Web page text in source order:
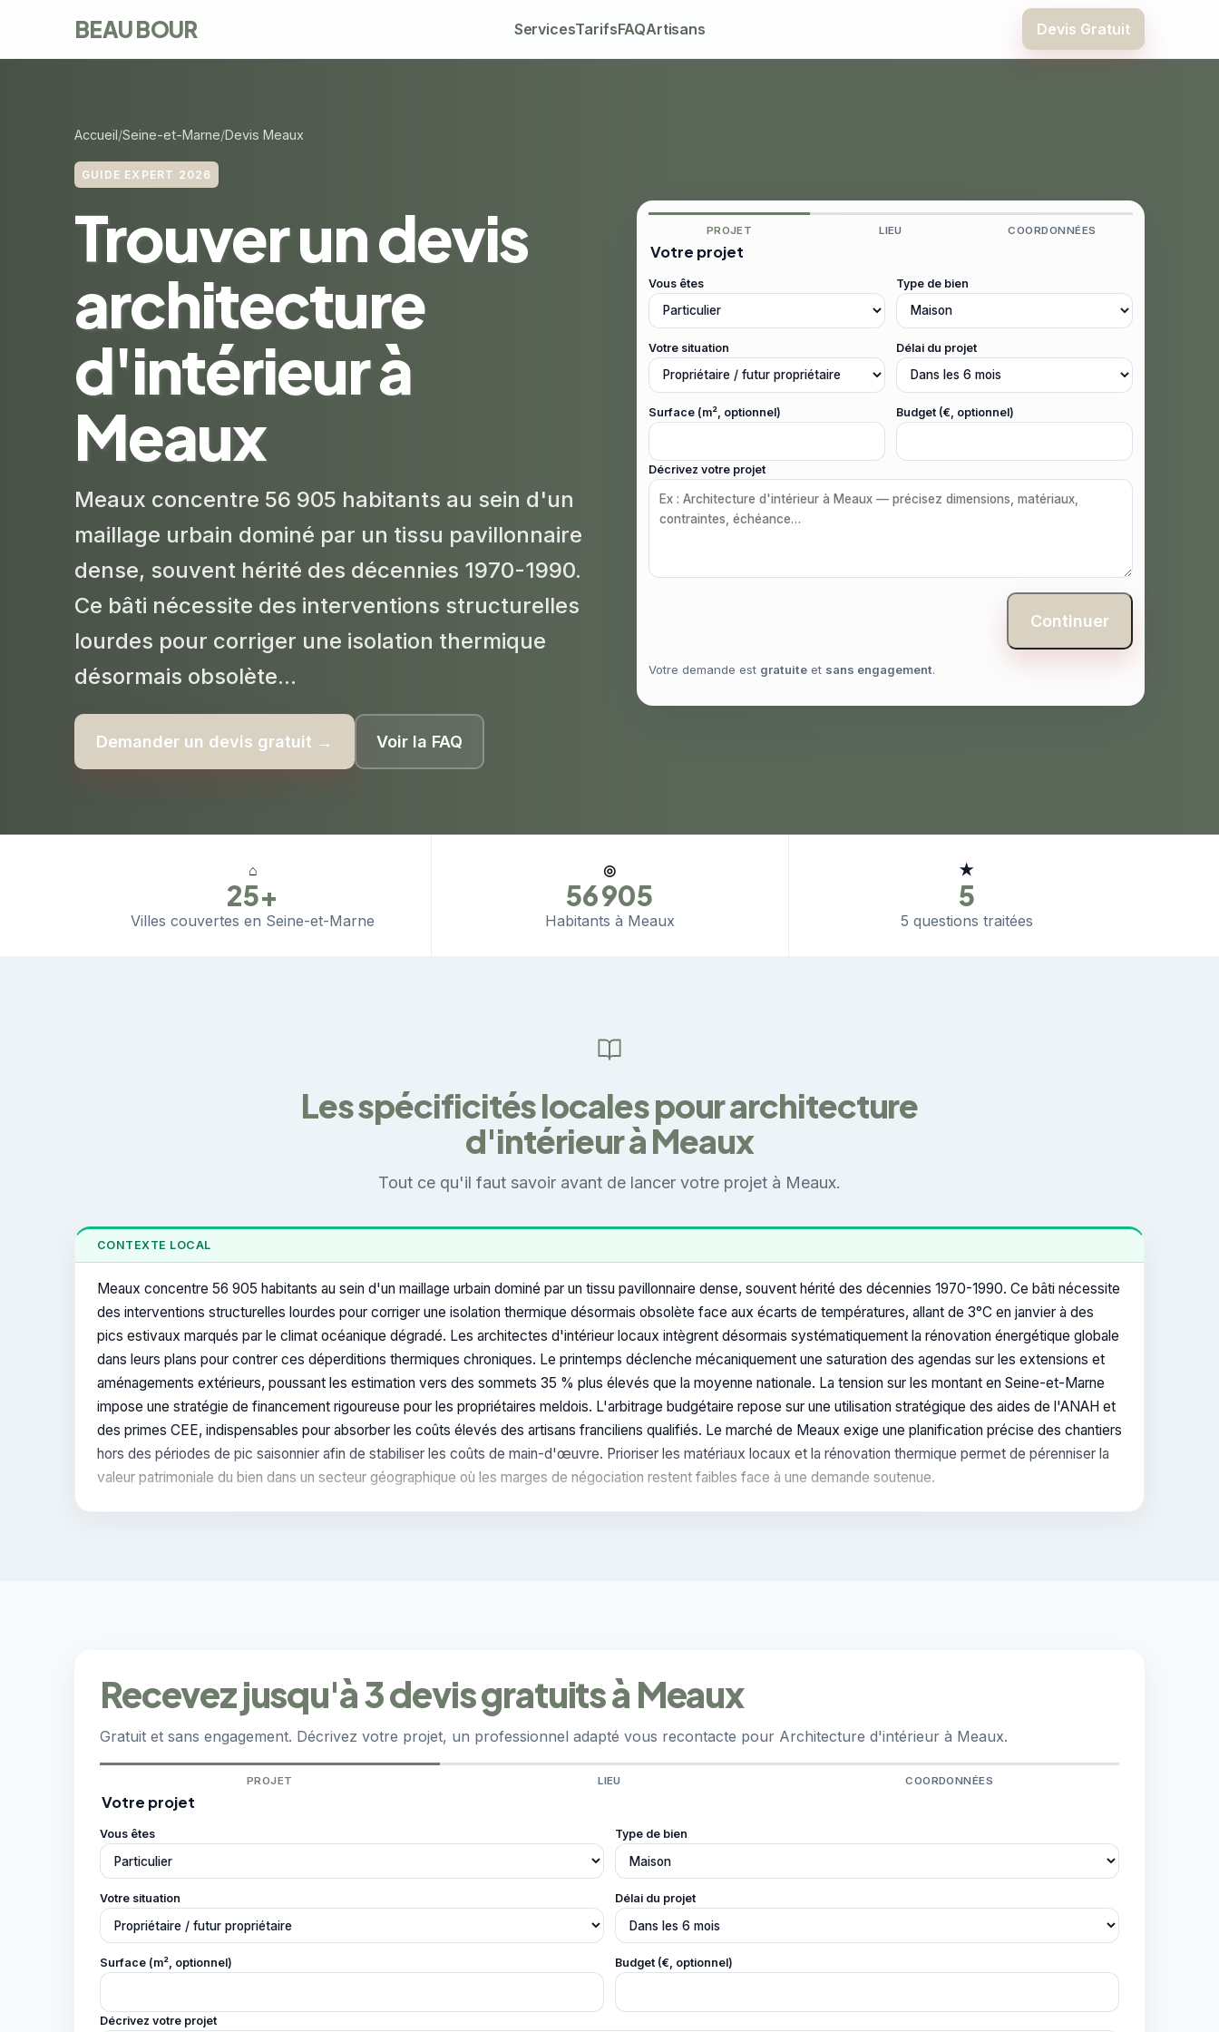
BEAU BOUR ServicesTarifsFAQArtisans Devis Gratuit
Accueil Seine-et-Marne Devis Meaux
GUIDE EXPERT 2026
Trouver un devis
architecture
d'intérieur à
Meaux
Meaux concentre 56 905 habitants au sein d'un
maillage urbain dominé par un tissu pavillonnaire
dense, souvent hérité des décennies 1970-1990.
Ce bâti nécessite des interventions structurelles
lourdes pour corriger une isolation thermique
désormais obsolète...
Demander un devis gratuit → Voir la FAQ
PROJET LIEU COORDONNÉES
Votre projet
Vous êtes Type de bien
Votre situation Délai du projet
Surface (m², optionnel) Budget (€, optionnel)
Décrivez votre projet
Continuer
Votre demande est gratuite et sans engagement.
⌂
25+
Villes couvertes en Seine-et-Marne
◎
56 905
Habitants à Meaux
★
5
5 questions traitées
Les spécificités locales pour architecture
d'intérieur à Meaux
Tout ce qu'il faut savoir avant de lancer votre projet à Meaux.
CONTEXTE LOCAL
Meaux concentre 56 905 habitants au sein d'un maillage urbain dominé par un tissu pavillonnaire dense, souvent hérité des décennies 1970-1990. Ce bâti nécessite
des interventions structurelles lourdes pour corriger une isolation thermique désormais obsolète face aux écarts de températures, allant de 3°C en janvier à des
pics estivaux marqués par le climat océanique dégradé. Les architectes d'intérieur locaux intègrent désormais systématiquement la rénovation énergétique globale
dans leurs plans pour contrer ces déperditions thermiques chroniques. Le printemps déclenche mécaniquement une saturation des agendas sur les extensions et
aménagements extérieurs, poussant les estimation vers des sommets 35 % plus élevés que la moyenne nationale. La tension sur les montant en Seine-et-Marne
impose une stratégie de financement rigoureuse pour les propriétaires meldois. L'arbitrage budgétaire repose sur une utilisation stratégique des aides de l'ANAH et
des primes CEE, indispensables pour absorber les coûts élevés des artisans franciliens qualifiés. Le marché de Meaux exige une planification précise des chantiers
hors des périodes de pic saisonnier afin de stabiliser les coûts de main-d'œuvre. Prioriser les matériaux locaux et la rénovation thermique permet de pérenniser la
valeur patrimoniale du bien dans un secteur géographique où les marges de négociation restent faibles face à une demande soutenue.
Recevez jusqu'à 3 devis gratuits à Meaux
Gratuit et sans engagement. Décrivez votre projet, un professionnel adapté vous recontacte pour Architecture d'intérieur à Meaux.
PROJET LIEU COORDONNÉES
Votre projet
Vous êtes Type de bien
Votre situation Délai du projet
Surface (m², optionnel) Budget (€, optionnel)
Décrivez votre projet